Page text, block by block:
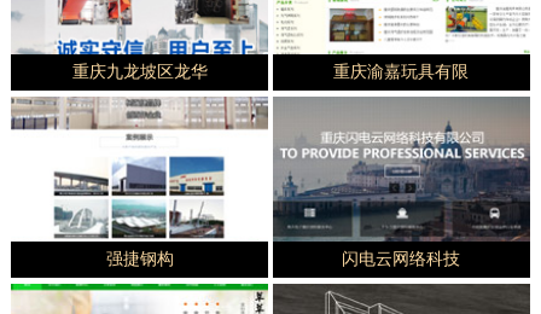
重庆九龙坡区龙华 重庆渝嘉玩具有限
强捷钢构 闪电云网络科技